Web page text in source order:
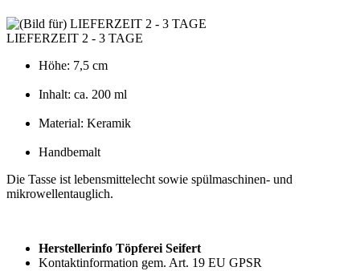
LIEFERZEIT 2 - 3 TAGE
Höhe: 7,5 cm
Inhalt: ca. 200 ml
Material: Keramik
Handbemalt
Die Tasse ist lebensmittelecht sowie spülmaschinen- und
mikrowellentauglich.
Herstellerinfo Töpferei Seifert
Kontaktinformation gem. Art. 19 EU GPSR